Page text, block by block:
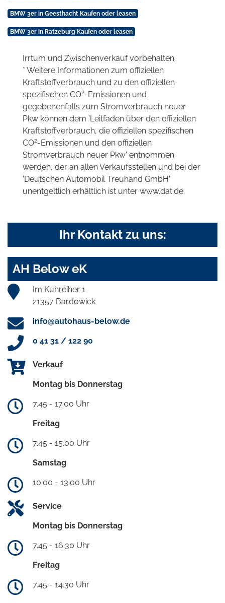
BMW 3er in Geesthacht Kaufen oder leasen
BMW 3er in Ratzeburg Kaufen oder leasen
Irrtum und Zwischenverkauf vorbehalten.
* Weitere Informationen zum offiziellen
Kraftstoffverbrauch und zu den offiziellen
spezifischen CO2-Emissionen und
gegebenenfalls zum Stromverbrauch neuer
Pkw können dem 'Leitfaden über den offiziellen
Kraftstoffverbrauch, die offiziellen spezifischen
CO2-Emissionen und den offiziellen
Stromverbrauch neuer Pkw' entnommen
werden, der an allen Verkaufsstellen und bei der
'Deutschen Automobil Treuhand GmbH'
unentgeltlich erhältlich ist unter www.dat.de.
Ihr Kontakt zu uns:
AH Below eK
Im Kuhreiher 1
21357 Bardowick
info@autohaus-below.de
0 41 31 / 122 90
Verkauf
Montag bis Donnerstag
7.45 - 17.00 Uhr
Freitag
7.45 - 15.00 Uhr
Samstag
10.00 - 13.00 Uhr
Service
Montag bis Donnerstag
7.45 - 16.30 Uhr
Freitag
7.45 - 14.30 Uhr